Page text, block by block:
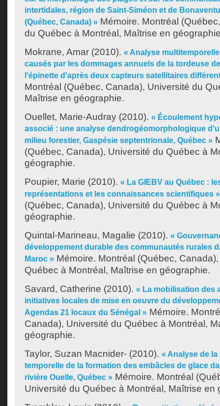
intertidales, région de Saint-Siméon et de
(Québec, Canada) » Mémoire. Montréal
du Québec à Montréal, Maîtrise en
Mokrane, Amar (2010). « Analyse
causés par les dommages annuels de la tordeuse
l'épinette d'après deux capteurs satellitaires
Montréal (Québec, Canada), Université du
Maîtrise en géographie.
Ouellet, Marie-Audray (2010). « Écoulement
associé : une analyse dendrogéomorphologique
milieu forestier, Gaspésie septentrionale, Québec »
(Québec, Canada), Université du Québec à
géographie.
Poupier, Marie (2010). « La GIEBV au Québec :
représentations et les connaissances scientifiques »
(Québec, Canada), Université du Québec à
géographie.
Quintal-Marineau, Magalie (2010). «
développement durable des communautés rurales
Maroc » Mémoire. Montréal (Québec,
Québec à Montréal, Maîtrise en géographie.
Savard, Catherine (2010). « La mobilisation des
initiatives locales de mise en oeuvre du
Agendas 21 locaux du Sénégal » Mémoire.
Canada), Université du Québec à Montréal,
géographie.
Taylor, Suzan Macnider- (2010). « Analyse de
temporelle de la formation des embâcles de glace
rivière Ouelle, Québec » Mémoire. Montréal
Université du Québec à Montréal, Maîtrise en